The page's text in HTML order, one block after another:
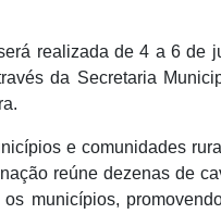
realizada de 4 a 6
da Secretaria
e comunidades
reúne dezenas de
municípios,